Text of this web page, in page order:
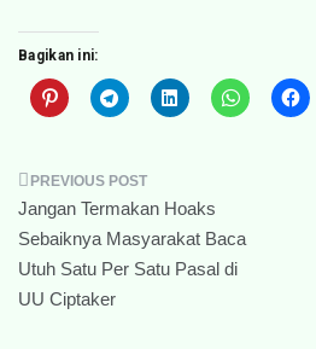
Bagikan ini:
Navigasi
pos
Jangan Termakan Hoaks
Sebaiknya Masyarakat Baca
Utuh Satu Per Satu Pasal di
UU Ciptaker